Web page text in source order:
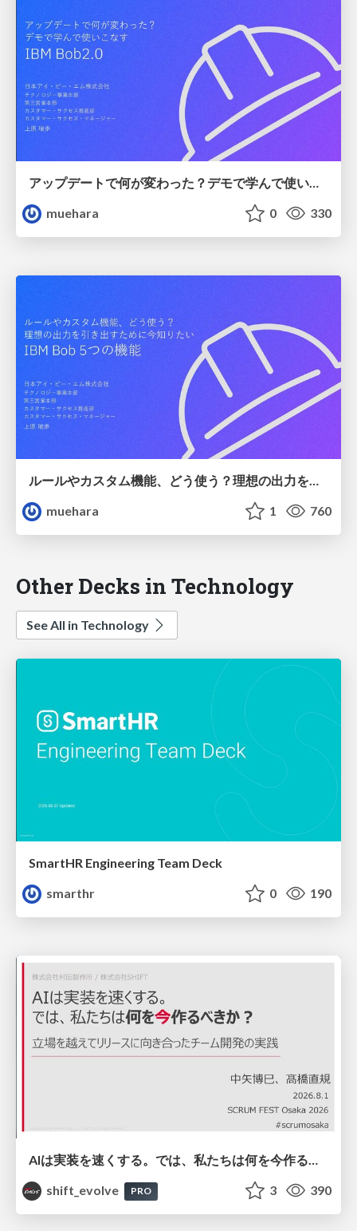
アップデートで何が変わった？デモで学んで使いこなすIBM Bob2.0
muehara
0 330
muehara
1 760
Other Decks in Technology
See All in Technology
SmartHR Engineering Team Deck
smarthr
0 190
AIは実装を速くする。では、私たちは何を今作るべきか？－立場を越えてリリースに向き合ったチーム開発の実践 / 20260801 Hiromi Nakaya and Naoki Takahashi
shift_evolve
PRO 3 390